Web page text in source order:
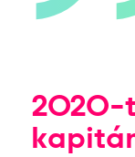
2020-